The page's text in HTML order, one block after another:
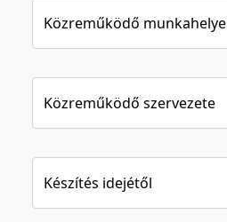
Közreműködő munkahelye
Közreműködő szervezete
Készítés idejétől